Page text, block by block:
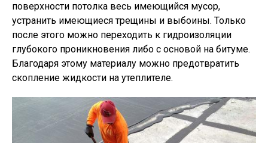
поверхности потолка весь имеющийся мусор,
устранить имеющиеся трещины и выбоины. Только
после этого можно переходить к гидроизоляции
глубокого проникновения либо с основой на битуме.
Благодаря этому материалу можно предотвратить
скопление жидкости на утеплителе.